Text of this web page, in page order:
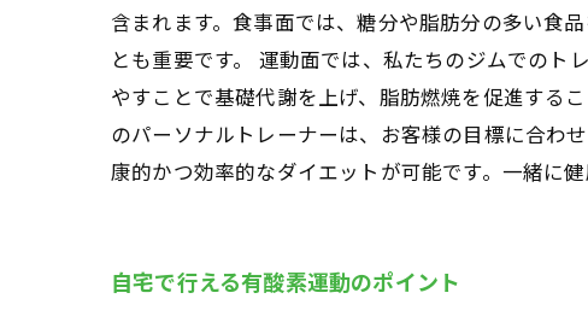
含まれます。食事面では、糖分や脂肪分の多い食
とも重要です。 運動面では、私たちのジムでの
やすことで基礎代謝を上げ、脂肪燃焼を促進する
のパーソナルトレーナーは、お客様の目標に合わ
康的かつ効率的なダイエットが可能です。一緒に健
自宅で行える有酸素運動のポイント